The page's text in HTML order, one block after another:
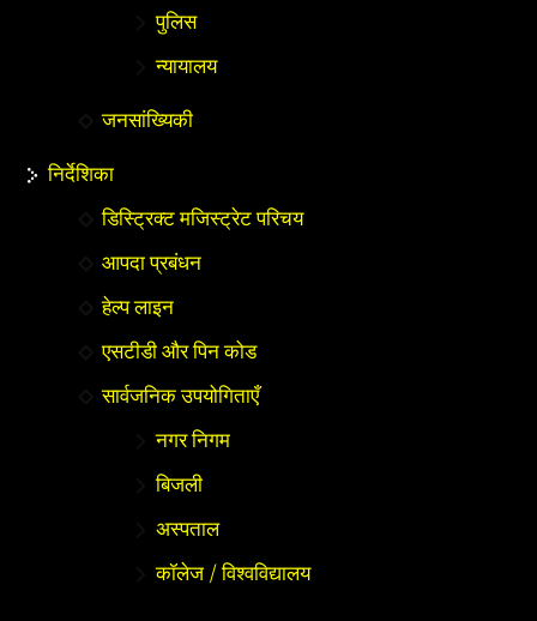
पुलिस
न्यायालय
जनसांख्यिकी
निर्देशिका
डिस्ट्रिक्ट मजिस्ट्रेट परिचय
आपदा प्रबंधन
हेल्प लाइन
एसटीडी और पिन कोड
सार्वजनिक उपयोगिताएँ
नगर निगम
बिजली
अस्पताल
कॉलेज / विश्वविद्यालय